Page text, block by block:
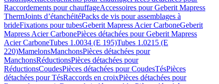
Raccordements pour chauffageAccessoires pour Geberit Mapress
ThermJoints d’étanchéitéPacks de vis pour assemblages à
brideFixations pour tubesGeberit Mapress Acier CarboneGeberit
Mapress Acier CarbonePièces détachées pour Geberit Mapress
Acier CarboneTubes 1.0034 (E 195)Tubes 1.0215 (E
220)MamelonsManchonsPièces détachées pour
ManchonsRéductionsPièces détachées pour
RéductionsCoudesPièces détachées pour CoudesTésPièces
détachées pour TésRaccords en croixPièces détachées pour